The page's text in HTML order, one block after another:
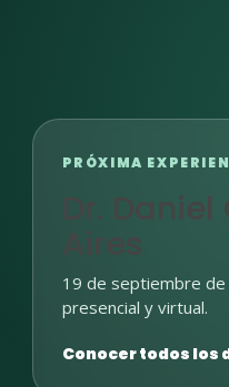
PRÓXIMA
Dr.
Aires
19 de septiembre de
presencial y virtual.
Conocer todos los